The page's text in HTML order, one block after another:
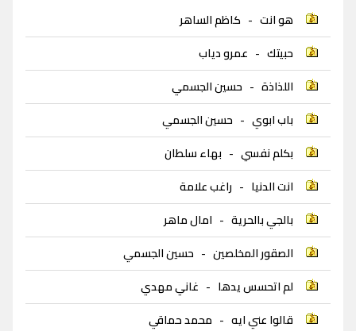
هو انت - كاظم الساهر
حبيتك - عمرو دياب
اللذاذة - حسين الجسمي
باب ابوي - حسين الجسمي
بكلم نفسي - بهاء سلطان
انت الدنيا - راغب علامة
بالجي بالحرية - امال ماهر
الصقور المخلصين - حسين الجسمي
لم اتحسس يدها - غاني مهدي
قالوا عني ايه - محمد حماقي